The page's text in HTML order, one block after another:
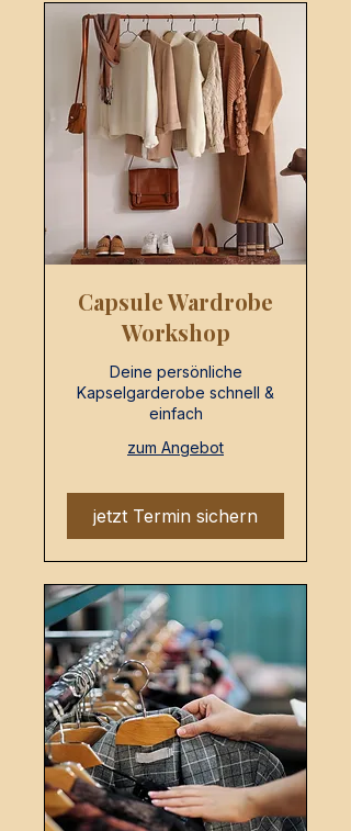
Capsule Wardrobe
Workshop
Deine persönliche
Kapselgarderobe schnell &
einfach
zum Angebot
jetzt Termin sichern